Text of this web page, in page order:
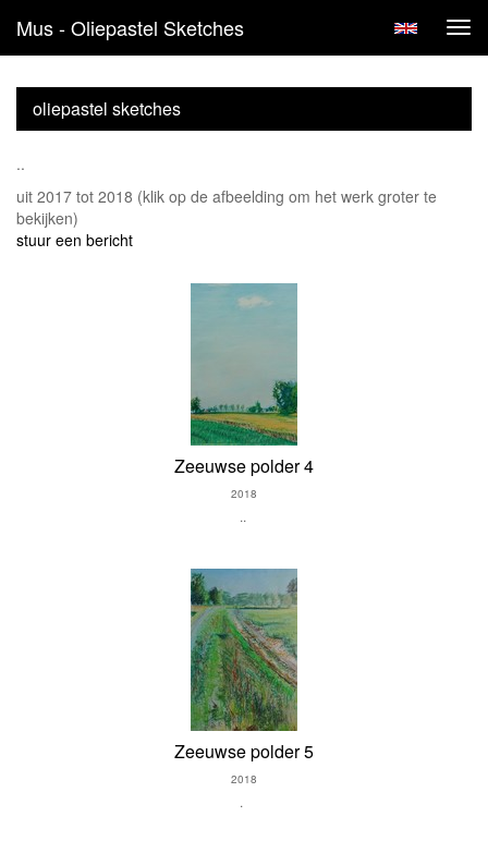
Mus - Oliepastel Sketches
oliepastel sketches
..
uit 2017 tot 2018 (klik op de afbeelding om het werk groter te
bekijken)
stuur een bericht
Zeeuwse polder 4
2018
..
Zeeuwse polder 5
2018
.